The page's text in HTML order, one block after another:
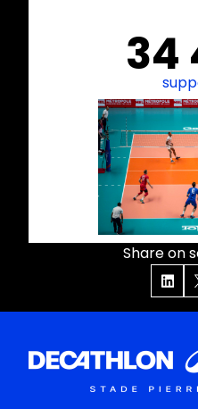
34
Share on